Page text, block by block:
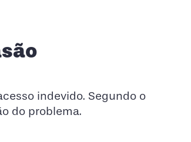
indevido. Segundo o
do problema.